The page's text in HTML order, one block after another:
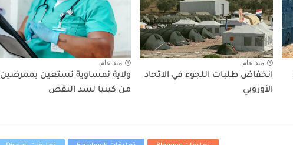
منذ عام
انخفاض طلبات اللجوء في الاتحاد
الأوروبي
منذ عام
ولاية نمساوية تستعين بممرضين
من كينيا لسد النقص